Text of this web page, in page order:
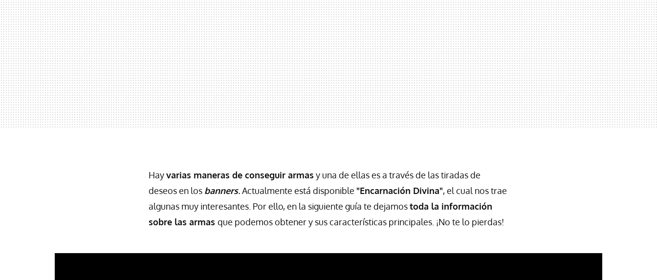
Hayvarias maneras de conseguir armas y una de ellas es a través de las tiradas de
deseos en los banners.Actualmente está disponible "Encarnación Divina", el cual nos trae
algunas muy interesantes. Por ello, en la siguiente guía te dejamostoda la información
sobre las armas que podemos obtener y sus características principales. ¡No te lo pierdas!